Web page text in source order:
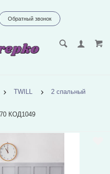
Обратный звонок
TWILL
2 спальный
КОД1049